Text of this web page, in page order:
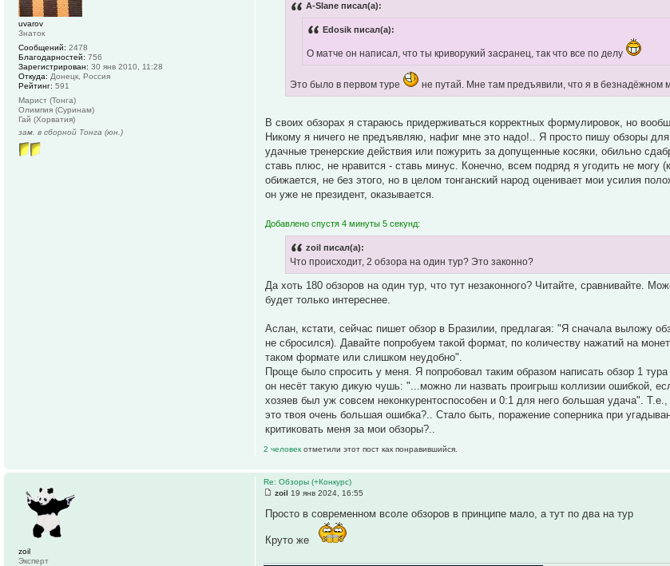
A-Slane писал(а):
Edosik писал(а):
О матче он написал, что ты криворукий засранец, так что все по делу
Это было в первом туре не путай. Мне там предъявили, что я в безнадёжном
В своих обзорах я стараюсь придерживаться корректных формулировок, но
Никому я ничего не предъявляю, нафиг мне это надо!.. Я просто пишу обзоры
удачные тренерские действия или пожурить за допущенные косяки, обильно
ставь плюс, не нравится - ставь минус. Конечно, всем подряд я угодить не
обижается, не без этого, но в целом тонганский народ оценивает мои усилия
он уже не президент, оказывается.
Добавлено спустя 4 минуты 5 секунд:
zoil писал(а):
Что происходит, 2 обзора на один тур? Это законно?
Да хоть 180 обзоров на один тур, что тут незаконного? Читайте, сравнивайте.
будет только интереснее.
Аслан, кстати, сейчас пишет обзор в Бразилии, предлагая: "Я сначала выложу
не сбросился). Давайте попробуем такой формат, по количеству нажатий на
таком формате или слишком неудобно".
Проще было спросить у меня. Я попробовал таким образом написать обзор 1
он несёт такую дикую чушь: "...можно ли назвать проигрыш коллизии ошибкой,
хозяев был уж совсем неконкурентоспособен и 0:1 для него большая удача".
это твоя очень большая ошибка?.. Стало быть, поражение соперника при
критиковать меня за мои обзоры?..
2 человекотметили этот пост как понравившийся.
uvarov
Знаток
Сообщений: 2478
Благодарностей: 756
Зарегистрирован: 30 янв 2010, 11:28
Откуда: Донецк, Россия
Рейтинг: 591
Марист (Тонга)
Олимпия (Суринам)
Гай (Хорватия)
зам. в сборной Тонга (юн.)
Re: Обзоры (+Конкурс)
zoil 19 янв 2024, 16:55
Просто в современном всоле обзоров в принципе мало, а тут по два на тур
Круто же
zoil
Эксперт